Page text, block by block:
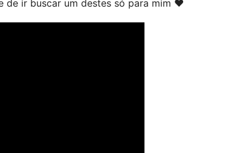
de ir buscar um destes só para mim ❤